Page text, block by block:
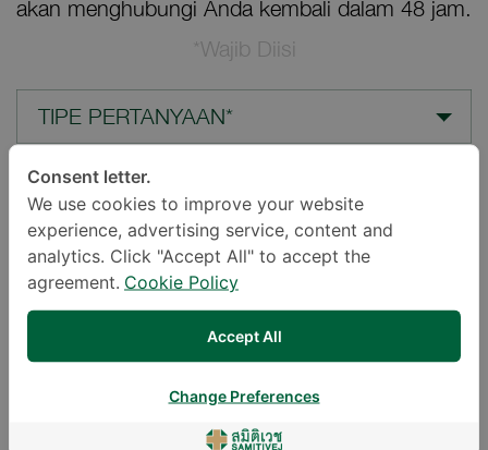
akan menghubungi Anda kembali dalam 48 jam.
*Wajib Diisi
TIPE PERTANYAAN*
LOKASI*
PERTANYAAN ANDA*
Consent letter.
We use cookies to improve your website
experience, advertising service, content and
analytics. Click "Accept All" to accept the
agreement. Cookie Policy
Accept All
Change Preferences